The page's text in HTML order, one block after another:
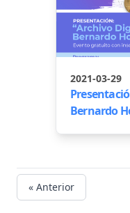
2021-03-29
Bernardo
« Anterior